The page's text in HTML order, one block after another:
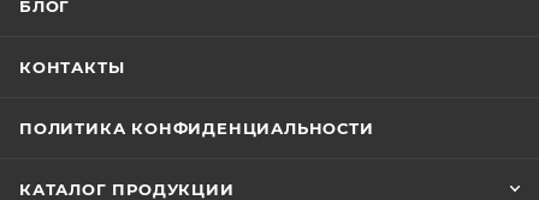
БЛОГ
КОНТАКТЫ
ПОЛИТИКА КОНФИДЕНЦИАЛЬНОСТИ
КАТАЛОГ ПРОДУКЦИИ